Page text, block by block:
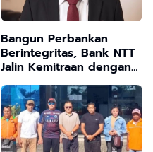
Bangun Perbankan
Berintegritas, Bank NTT
Jalin Kemitraan dengan
Kejati NTT